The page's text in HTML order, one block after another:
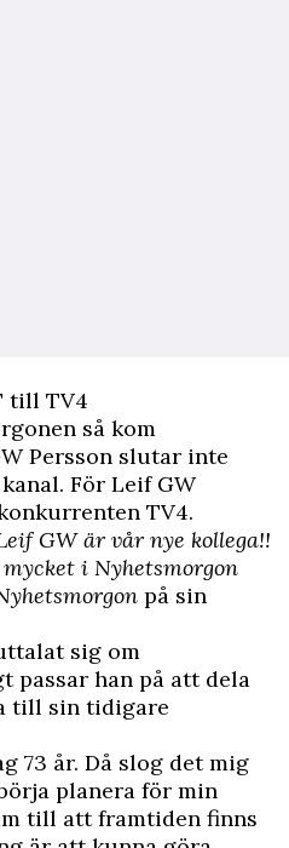
till TV4
så kom
Persson slutar inte
För Leif GW
TV4.
GW är vår nye kollega!!
i Nyhetsmorgon
på sin
sig om
passar han på att dela
till sin tidigare
73 år. Då slog det mig
planera för min
till att framtiden finns